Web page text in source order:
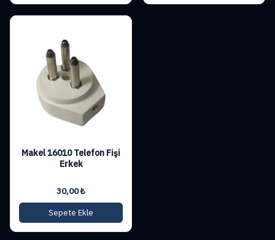
Makel 16010 Telefon Fişi
Erkek
30,00₺
Sepete Ekle